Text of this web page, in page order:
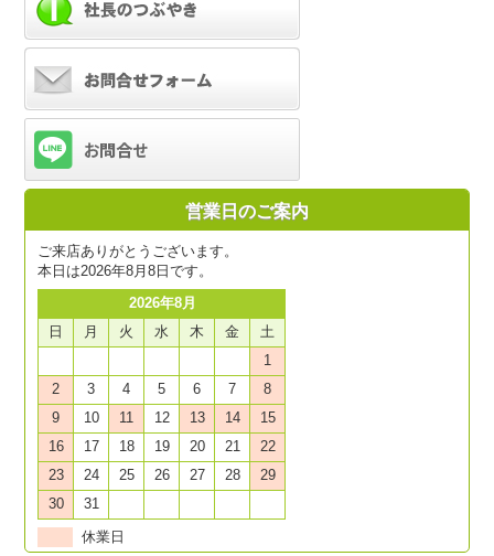
営業日のご案内
ご来店ありがとうございます。
本日は2026年8月8日です。
2026年8月
日
月 火 水 木 金
土
1
2
3 4 5 6 7
8
9
10 11 12 13 14
15
16
17 18 19 20 21
22
23
24 25 26 27 28
29
30
31
休業日